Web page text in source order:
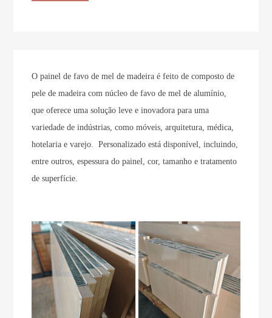
O painel de favo de mel de madeira é feito de composto de
pele de madeira com núcleo de favo de mel de alumínio,
que oferece uma solução leve e inovadora para uma
variedade de indústrias, como móveis, arquitetura, médica,
hotelaria e varejo. Personalizado está disponível, incluindo,
entre outros, espessura do painel, cor, tamanho e tratamento
de superfície.